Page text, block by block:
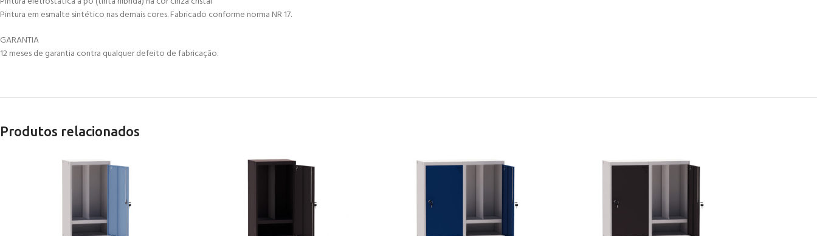
Pintura em esmalte sintético nas demais cores. Fabricado conforme norma NR 17.
GARANTIA
12 meses de garantia contra qualquer defeito de fabricação.
Produtos relacionados